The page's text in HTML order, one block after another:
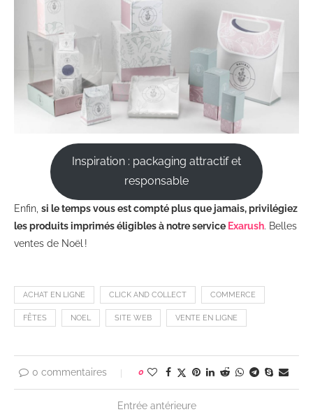
Inspiration : packaging attractif et
responsable
Enfin, si le temps vous est compté plus que jamais, privilégiez
les produits imprimés éligibles à notre service Exarush. Belles
ventes de Noël !
ACHAT EN LIGNE CLICK AND COLLECT COMMERCE
FÊTES NOEL SITE WEB VENTE EN LIGNE
0 commentaires 0
Entrée antérieure